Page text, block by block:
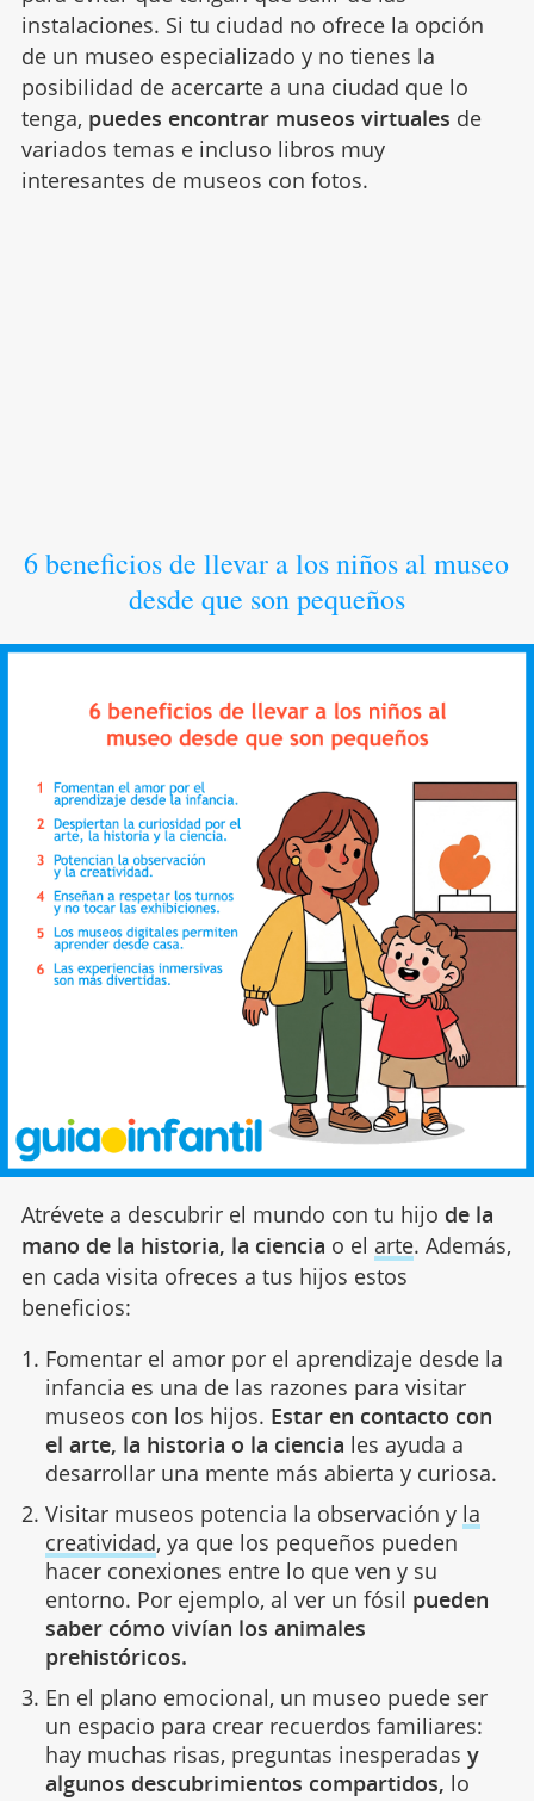
instalaciones. Si tu ciudad no ofrece la opción
de un museo especializado y no tienes la
posibilidad de acercarte a una ciudad que lo
tenga, puedes encontrar museos virtuales de
variados temas e incluso libros muy
interesantes de museos con fotos.
6 beneficios de llevar a los niños al museo
desde que son pequeños
Atrévete a descubrir el mundo con tu hijo de la
mano de la historia, la ciencia o el arte. Además,
en cada visita ofreces a tus hijos estos
beneficios:
Fomentar el amor por el aprendizaje desde la
infancia es una de las razones para visitar
museos con los hijos. Estar en contacto con
el arte, la historia o la ciencia les ayuda a
desarrollar una mente más abierta y curiosa.
Visitar museos potencia la observación y la
creatividad, ya que los pequeños pueden
hacer conexiones entre lo que ven y su
entorno. Por ejemplo, al ver un fósil pueden
saber cómo vivían los animales
prehistóricos.
En el plano emocional, un museo puede ser
un espacio para crear recuerdos familiares:
hay muchas risas, preguntas inesperadas y
algunos descubrimientos compartidos, lo